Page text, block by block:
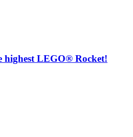
highest LEGO® Rocket!